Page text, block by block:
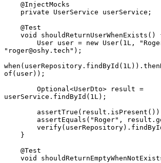
    @
InjectMocks
    private
UserService userService;
    @
Test
    void
shouldReturnUserWhenExists ()
        User
user = new User( 1L ,
"roger@oshy.tech" ) ;
when( userRepository . findById( 1L)) .
of (user));
        Optional
<UserDto> result =
userService . findById ( 1L);
        assertTrue(
result . isPresent())
        assertEquals(
"Roger" , result .
        verify(userRepository)
.
    }
    @
Test
    void